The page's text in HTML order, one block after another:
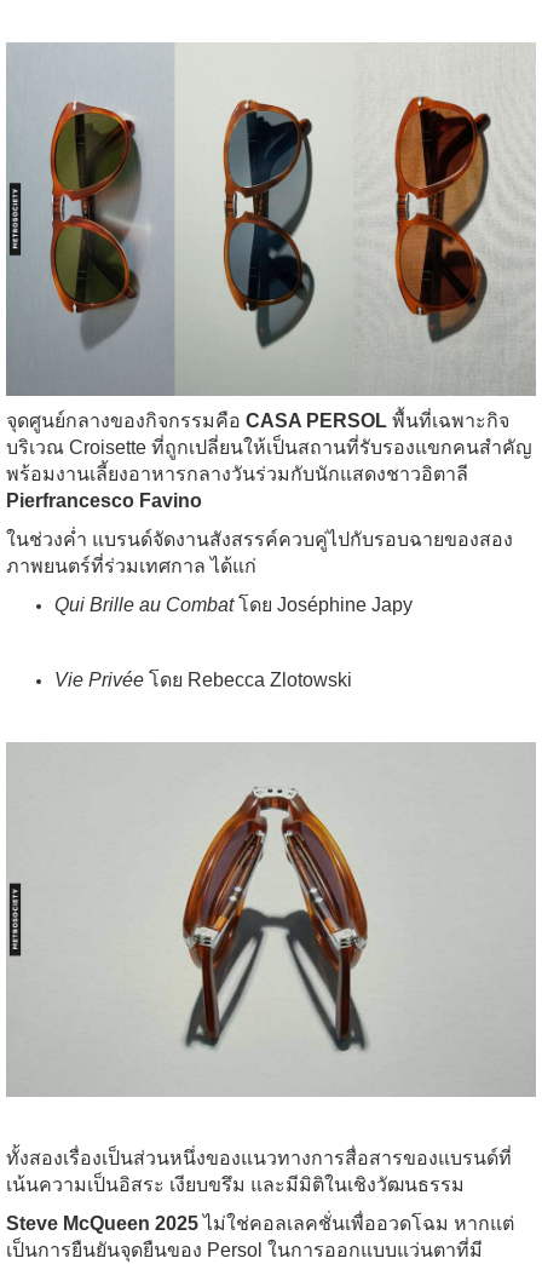
จุดศูนย์กลางของกิจกรรมคือ CASA PERSOL พื้นที่เฉพาะกิจ
บริเวณ Croisette ที่ถูกเปลี่ยนให้เป็นสถานที่รับรองแขกคนสำคัญ
พร้อมงานเลี้ยงอาหารกลางวันร่วมกับนักแสดงชาวอิตาลี
Pierfrancesco Favino
ในช่วงค่ำ แบรนด์จัดงานสังสรรค์ควบคู่ไปกับรอบฉายของสอง
ภาพยนตร์ที่ร่วมเทศกาล ได้แก่
Qui Brille au Combatโดย Joséphine Japy
Vie Privée โดย Rebecca Zlotowski
ทั้งสองเรื่องเป็นส่วนหนึ่งของแนวทางการสื่อสารของแบรนด์ที่
เน้นความเป็นอิสระ เงียบขรึม และมีมิติในเชิงวัฒนธรรม
Steve McQueen 2025ไม่ใช่คอลเลคชั่นเพื่ออวดโฉม หากแต่
เป็นการยืนยันจุดยืนของ Persol ในการออกแบบแว่นตาที่มี